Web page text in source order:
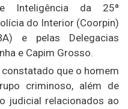
Inteligência da 25ª
do Interior (Coorpin)
e pelas Delegacias
e Capim Grosso.
que o homem
criminoso, além de
judicial relacionados ao